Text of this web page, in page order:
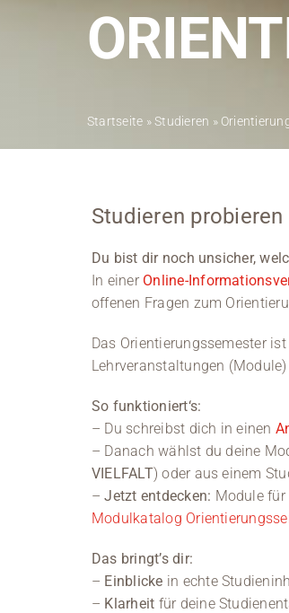
Startseite »Studieren »
Studieren
Du bist dir noch unsicher,
In einer Online-
offenen Fragen zum
Das Orientierungssemester
Lehrveranstaltungen
So funktioniert‘s:
– Du schreibst dich in einen
– Danach wählst du deine
VIELFALT) oder aus einem
–Jetzt entdecken: Module
Modulkatalog
Das bringt’s dir:
– Einblicke in echte
– Klarheit für deine